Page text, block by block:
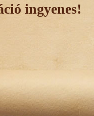
ingyenes!